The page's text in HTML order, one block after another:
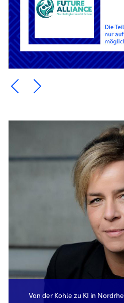
Ein Element zurück blättern
Ein Element weiter
Von der Kohle zu KI in